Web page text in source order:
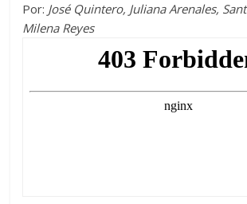
Por: José Quintero, Juliana Arenales,
Milena Reyes